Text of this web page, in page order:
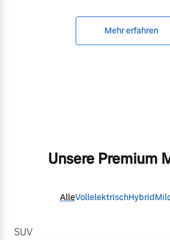
Mehr erfahren
Unsere Premium
AlleVollelektrischHybrid
SUV